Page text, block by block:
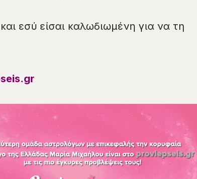
εσύ είσαι καλωδιωμένη για να τη